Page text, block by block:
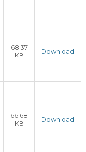
68.37
KB
Download
66.68
KB
Download